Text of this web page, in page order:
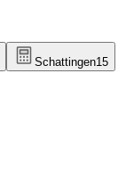
Schattingen15